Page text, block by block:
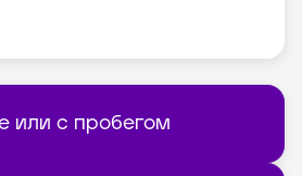
или с пробегом